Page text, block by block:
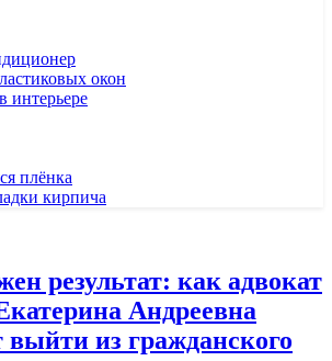
окон
интерьере
плёнка
кирпича
результат: как адвокат
Андреевна
выйти из гражданского